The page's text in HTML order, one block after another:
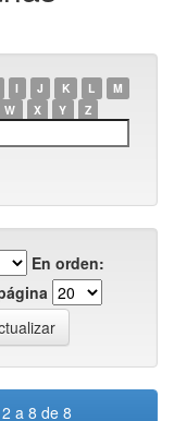
I J K L
M
W X Y Z
En orden:
a 8 de 8